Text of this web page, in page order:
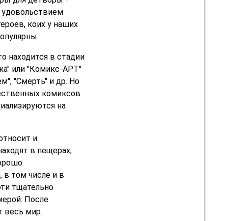
коих у наших
находится в стадии
или "Комикс-АРТ"
"Смерть" и др. Но
комиксов
на
и
в пещерах,
в том числе и в
тщательно
После
весь мир.